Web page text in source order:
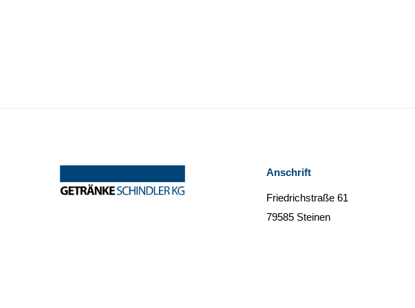
Anschrift
Friedrichstraße 61
79585 Steinen